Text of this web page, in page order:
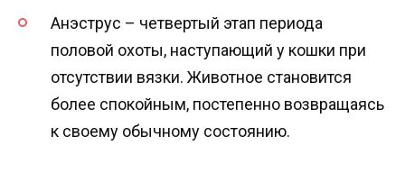
Анэструс – четвертый этап периода
половой охоты, наступающий у кошки при
отсутствии вязки. Животное становится
более спокойным, постепенно возвращаясь
к своему обычному состоянию.